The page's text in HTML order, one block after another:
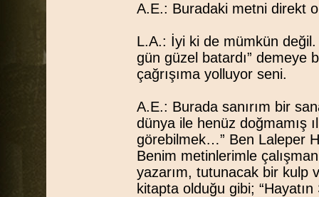
A.E.: Buradaki metni direkt
L.A.: İyi ki de mümkün değil.
gün güzel batardı” demeye
çağrışıma yolluyor seni.
A.E.: Burada sanırım bir
dünya ile henüz doğmamış
görebilmek…” Ben Laleper
Benim metinlerimle
yazarım, tutunacak bir kulp
kitapta olduğu gibi;